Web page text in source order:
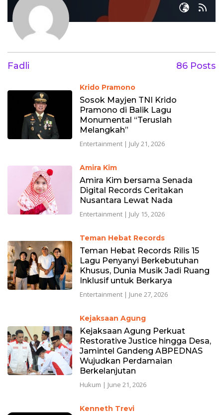
Fadli 86 Posts
Krido Pramono
Sosok Mayjen TNI Krido
Pramono di Balik Lagu
Monumental “Teruslah
Melangkah”
Entertainment| July 21, 2026
Amira Kim
Amira Kim bersama Senada
Digital Records Ceritakan
Nusantara Lewat Nada
Entertainment| July 15, 2026
Teman Hebat Records
Teman Hebat Records Rilis 15
Lagu Penyanyi Berkebutuhan
Khusus, Dunia Musik Jadi Ruang
Inklusif untuk Berkarya
Entertainment| June 27, 2026
Kejaksaan Agung
Kejaksaan Agung Perkuat
Restorative Justice hingga Desa,
Jamintel Gandeng ABPEDNAS
Wujudkan Perdamaian
Berkelanjutan
Hukum | June 21, 2026
Kenneth Trevi